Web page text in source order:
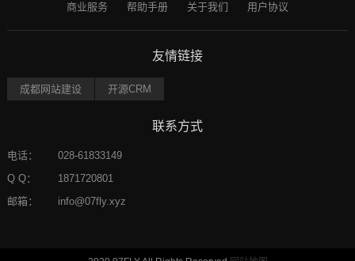
商业服务 帮助手册 关于我们 用户协议
友情链接
成都网站建设 开源CRM
联系方式
电话：
028-61833149
Q Q：
1871720801
邮箱：
info@07fly.xyz